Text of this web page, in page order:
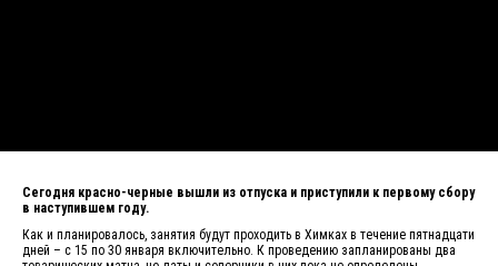
Сегодня красно-черные вышли из отпуска и приступили к первому сбору
в наступившем году.
Как и планировалось, занятия будут проходить в Химках в течение пятнадцати
дней – с 15 по 30 января включительно. К проведению запланированы два